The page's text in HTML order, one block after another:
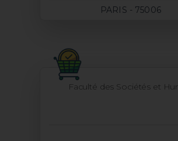
PARIS - 75006
Faculté des Sociétés et